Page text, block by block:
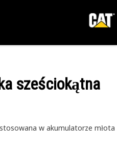
sześciokątna
w akumulatorze młota